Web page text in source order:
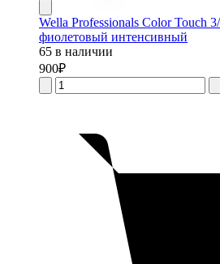
Wella Professionals Color Touch
фиолетовый интенсивный
65 в наличии
900₽